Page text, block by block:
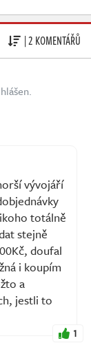
| 2 KOMENTÁŘŮ
vývojáří
totálně
stejně
doufal
i koupím
a
jestli to
1